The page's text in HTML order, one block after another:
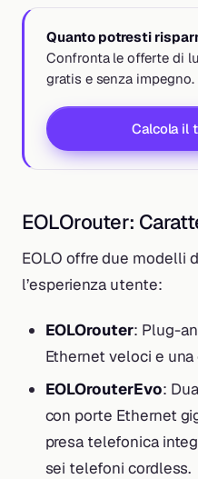
Quanto potresti
Confronta le offerte di
gratis e senza impegno.
Calcola il
EOLOrouter:
EOLO offre due modelli
l’esperienza utente:
EOLOrouter: Plug-
Ethernet veloci e
EOLOrouterEvo:
con porte Ethernet
presa telefonica
sei telefoni cordless.